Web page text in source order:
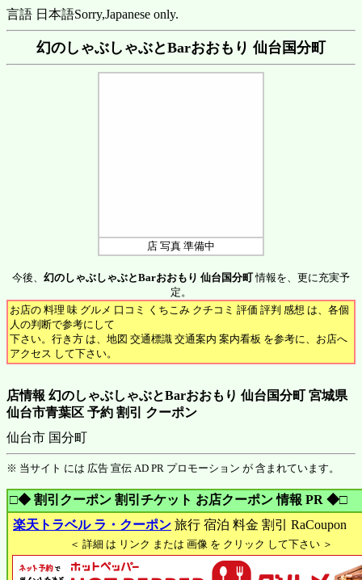
言語 日本語Sorry,Japanese only.
幻のしゃぶしゃぶとBarおおもり 仙台国分町
店 写真 準備中
今後、 幻のしゃぶしゃぶとBarおおもり 仙台国分町情報を、更に充実予
定。
お店の 料理 味 グルメ 口コミ くちこみ クチコミ 評価 評判 感想 は、各個
人の判断で参考にして
下さい。行き方 は、地図 交通標識 交通案内 案内看板 を参考に、お店へ
アクセス して下さい。
店情報 幻のしゃぶしゃぶとBarおおもり 仙台国分町 宮城県
仙台市青葉区 予約 割引 クーポン
仙台市 国分町
※ 当サイト には 広告 宣伝 AD PR プロモーション が 含まれています。
□◆ 割引クーポン 割引チケット お店クーポン 情報 PR ◆□
楽天トラベル ラ・クーポン 旅行 宿泊 料金 割引 RaCoupon
＜ 詳細 は リンク または 画像 を クリック して下さい ＞